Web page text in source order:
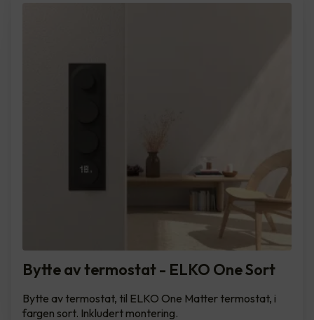
Bytte av termostat - ELKO One Sort
Bytte av termostat, til ELKO One Matter termostat, i
fargen sort. Inkludert montering.